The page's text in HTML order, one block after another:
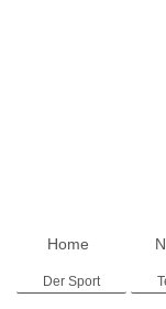
Home
Der Sport